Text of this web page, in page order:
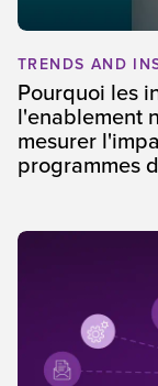
TRENDS AND
Pourquoi les
l'enablement
mesurer
programmes